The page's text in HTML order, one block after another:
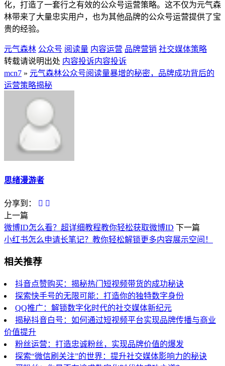
化，打造了一套行之有效的公众号运营策略。这不仅为元气森
林带来了大量忠实用户，也为其他品牌的公众号运营提供了宝
贵的经验。
元气森林 公众号 阅读量 内容运营 品牌营销 社交媒体策略
转载请说明出处 内容投诉内容投诉
mcn7 » 元气森林公众号阅读量暴增的秘密，品牌成功背后的
运营策略揭秘
思绪漫游者
分享到：
上一篇
微博ID怎么看？超详细教程教你轻松获取微博ID 下一篇
小红书怎么申请长笔记？教你轻松解锁更多内容展示空间！
相关推荐
抖音点赞购买：揭秘热门短视频带货的成功秘诀
探索快手号的无限可能：打造你的独特数字身份
QQ推广：解锁数字化时代的社交媒体新纪元
揭秘抖音白号：如何通过短视频平台实现品牌传播与商业
价值提升
粉丝运营：打造忠诚粉丝，实现品牌价值的爆发
探索“微信刷关注”的世界：提升社交媒体影响力的秘诀